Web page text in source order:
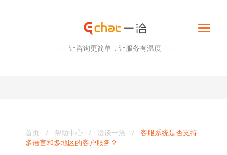
—— 让咨询更简单，让服务有温度 ——
首页 / 帮助中心 / 漫谈一洽 / 客服系统是否支持
多语言和多地区的客户服务？